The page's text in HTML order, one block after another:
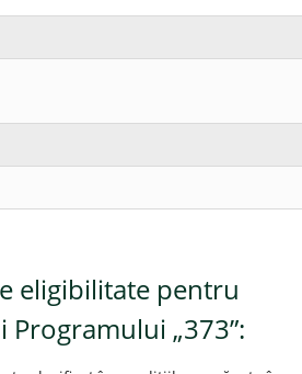
eligibilitate pentru
Programului „373”: